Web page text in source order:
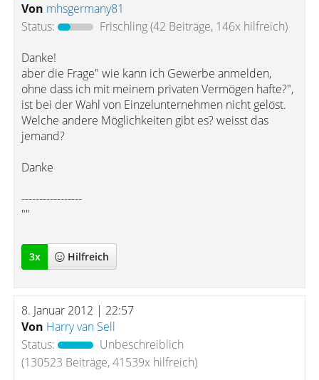
Von mhsgermany81
Status:
Frischling(42 Beiträge, 146x hilfreich)
Danke!
aber die Frage" wie kann ich Gewerbe anmelden,
ohne dass ich mit meinem privaten Vermögen hafte?",
ist bei der Wahl von Einzelunternehmen nicht gelöst.
Welche andere Möglichkeiten gibt es? weisst das
jemand?
Danke
-----------------
""
3x Hilfreich
8. Januar 2012 | 22:57
Von Harry van Sell
Status:
Unbeschreiblich
(130523 Beiträge, 41539x hilfreich)